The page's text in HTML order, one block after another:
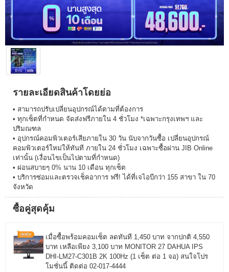
รายละเอียดสินค้าโดยย่อ
• สามารถปรับเปลี่ยนอุปกรณ์ได้ตามที่ต้องการ
• ทุกเซ็ตที่กำหนด จัดส่งฟรีภายใน 4 ชั่วโมง *เฉพาะกรุงเทพฯ และ
ปริมณฑล
• อุปกรณ์คอมพิวเตอร์เสียภายใน 30 วัน นับจากวันซื้อ เปลี่ยนอุปกรณ์
คอมพิวเตอร์ใหม่ให้ทันที ภายใน 24 ชั่วโมง เฉพาะซื้อผ่าน JIB Online
เท่านั้น (เงื่อนไขเป็นไปตามที่กำหนด)
• ผ่อนสบายๆ 0% นาน 10 เดือน ทุกเซ็ต
• บริการซ่อมและตรวจเช็คอาการ ฟรี! ได้ที่เจไอบีกว่า 155 สาขา ใน 70
จังหวัด
ซื้อคู่สุดคุ้ม
เมื่อซื้อพร้อมคอมเซ็ต ลดทันที 1,450 บาท จากปกติ 4,550
บาท เหลือเพียง 3,100 บาท MONITOR 27 DAHUA IPS
DHI-LM27-C301B 2K 100Hz (1 เซ็ต ต่อ 1 จอ) สนใจโปร
โมชั่นนี้ ติดต่อ 02-017-4444